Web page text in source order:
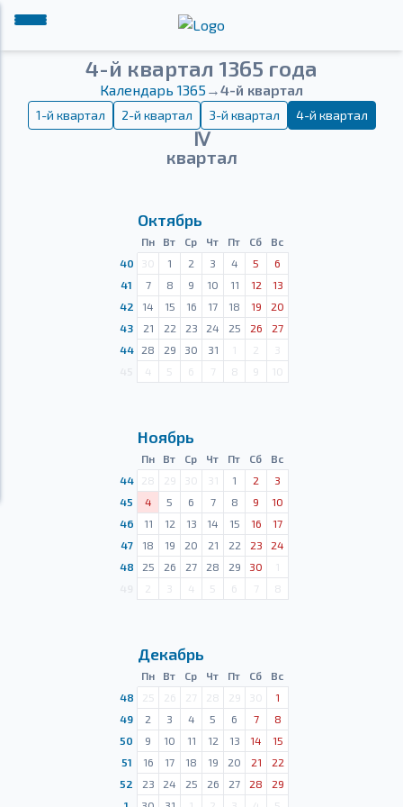
4-й квартал 1365 года
Календарь 1365 →4-й квартал
1-й квартал 2-й квартал 3-й квартал 4-й квартал
Ⅳ
квартал
Октябрь
Пн Вт Ср Чт Пт Сб
Вс
40
30 1 2 3 4 5
6
41
7 8 9 10 11 12
13
42
14 15 16 17 18 19
20
43
21 22 23 24 25 26
27
44
28 29 30 31 1 2
3
4 5 6 7 8 9 10
Ноябрь
Пн Вт Ср Чт Пт Сб
Вс
44
28 29 30 31 1 2
3
45
4 5 6 7 8 9
10
46
11 12 13 14 15 16
17
47
18 19 20 21 22 23
24
48
25 26 27 28 29 30
1
2 3 4 5 6 7 8
Декабрь
Пн Вт Ср Чт Пт Сб
Вс
48
25 26 27 28 29 30
1
49
2 3 4 5 6 7
8
50
9 10 11 12 13 14
15
51
16 17 18 19 20 21
22
52
23 24 25 26 27 28
29